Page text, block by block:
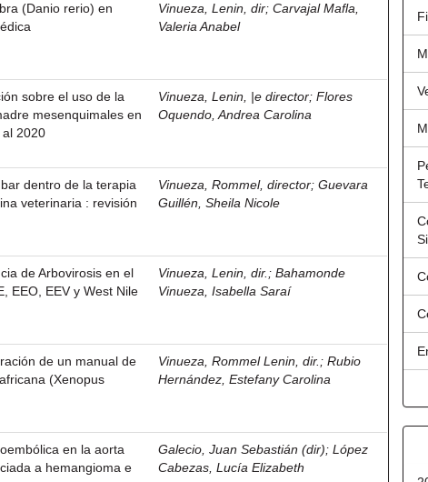
(Danio rerio) en
Vinueza, Lenin, dir;Carvajal Mafla,
Valeria Anabel
sobre el uso de la
mesenquimales en
2020
Vinueza, Lenin, |e director;Flores
Oquendo, Andrea Carolina
dentro de la terapia
veterinaria : revisión
Vinueza, Rommel, director;Guevara
Guillén, Sheila Nicole
de Arbovirosis en el
EEO, EEV y West Nile
Vinueza, Lenin, dir. ;Bahamonde
Vinueza, Isabella Saraí
de un manual de
(Xenopus
Vinueza, Rommel Lenin, dir. ;Rubio
Hernández, Estefany Carolina
en la aorta
a hemangioma e
Galecio, Juan Sebastián (dir);López
Cabezas, Lucía Elizabeth